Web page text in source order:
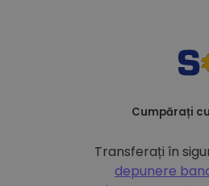
Cumpărați
Transferați în
depunere